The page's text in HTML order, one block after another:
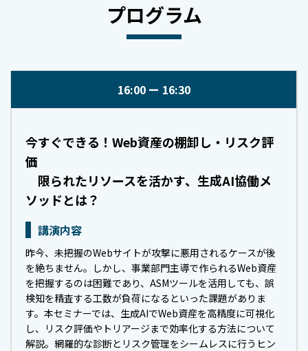
プログラム
16:00 16:30
今すぐできる！Web資産の棚卸し・リスク評
価
限られたリソースを活かす、生成AI協働メ
ソッドとは？
講演内容
昨今、未把握のWebサイトが攻撃に悪用されるケースが後
を絶ちません。しかし、事業部門主導で作られるWeb資産
を把握するのは困難であり、ASMツールを活用しても、誤
検知を精査する工数が負荷になるといった課題がありま
す。本セミナーでは、生成AIでWeb資産を高精度に可視化
し、リスク評価やトリアージまで効率化する方法について
解説。網羅的な診断とリスク管理をシームレスに行うヒン